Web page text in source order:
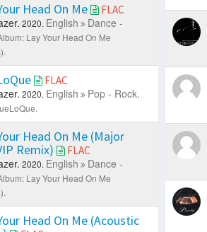
Head On Me FLAC
2020. English
Dance -
Lay Your Head On Me
FLAC
2020. English Pop - Rock.
Head On Me (Major
Remix)
FLAC
2020. English
Dance -
Lay Your Head On Me
Head On Me (Acoustic